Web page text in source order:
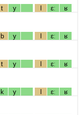
t y l ɛː ʁ
b y l ɛː ʁ
t y l ɛː ʁ
k y l ɛː ʁ